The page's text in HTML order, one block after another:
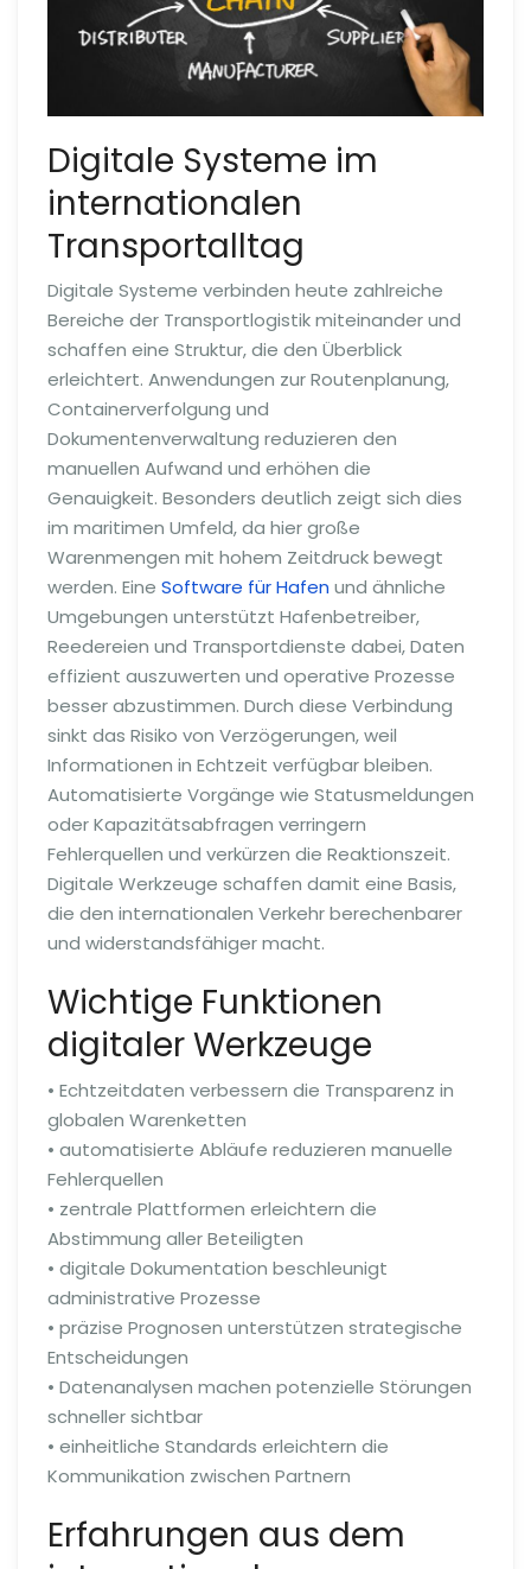
Digitale Systeme im
internationalen
Transportalltag
Digitale Systeme verbinden heute zahlreiche
Bereiche der Transportlogistik miteinander und
schaffen eine Struktur, die den Überblick
erleichtert. Anwendungen zur Routenplanung,
Containerverfolgung und
Dokumentenverwaltung reduzieren den
manuellen Aufwand und erhöhen die
Genauigkeit. Besonders deutlich zeigt sich dies
im maritimen Umfeld, da hier große
Warenmengen mit hohem Zeitdruck bewegt
werden. Eine Software für Hafen und ähnliche
Umgebungen unterstützt Hafenbetreiber,
Reedereien und Transportdienste dabei, Daten
effizient auszuwerten und operative Prozesse
besser abzustimmen. Durch diese Verbindung
sinkt das Risiko von Verzögerungen, weil
Informationen in Echtzeit verfügbar bleiben.
Automatisierte Vorgänge wie Statusmeldungen
oder Kapazitätsabfragen verringern
Fehlerquellen und verkürzen die Reaktionszeit.
Digitale Werkzeuge schaffen damit eine Basis,
die den internationalen Verkehr berechenbarer
und widerstandsfähiger macht.
Wichtige Funktionen
digitaler Werkzeuge
• Echtzeitdaten verbessern die Transparenz in
globalen Warenketten
• automatisierte Abläufe reduzieren manuelle
Fehlerquellen
• zentrale Plattformen erleichtern die
Abstimmung aller Beteiligten
• digitale Dokumentation beschleunigt
administrative Prozesse
• präzise Prognosen unterstützen strategische
Entscheidungen
• Datenanalysen machen potenzielle Störungen
schneller sichtbar
• einheitliche Standards erleichtern die
Kommunikation zwischen Partnern
Erfahrungen aus dem